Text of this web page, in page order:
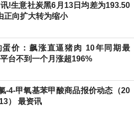
!生意社炭黑6月13日均差为193.50
正向扩大转为缩小
蛋价：飙涨直逼猪肉 10年同期最
台不到一个月涨超196%
-4-甲氧基苯甲酸商品报价动态（20
） 最资讯